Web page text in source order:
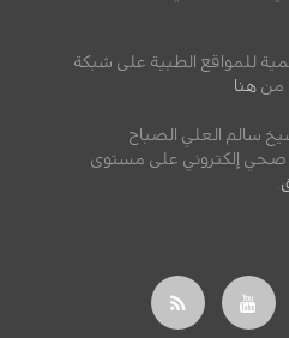
للمواقع الطبية على شبكة
من هنا
سالم العلي الصباح
إلكتروني على مستوى
.